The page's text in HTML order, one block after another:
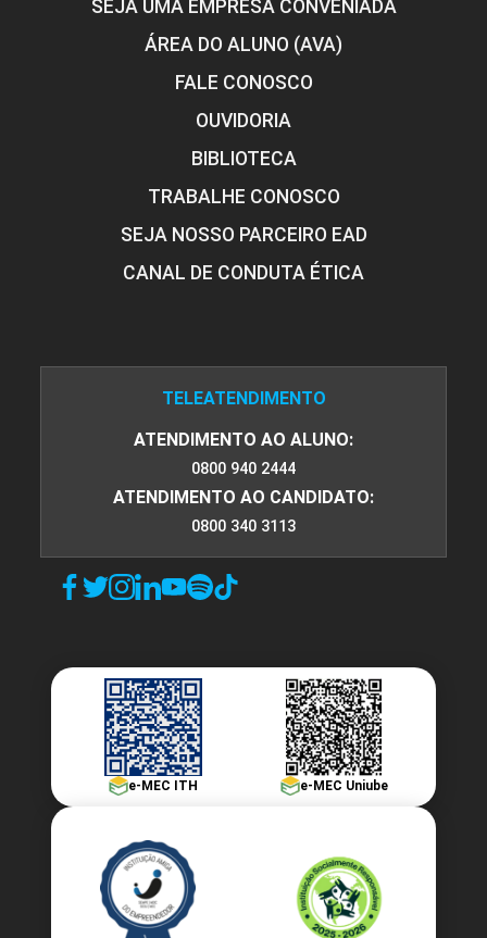
SEJA UMA EMPRESA CONVENIADA
ÁREA DO ALUNO (AVA)
FALE CONOSCO
OUVIDORIA
BIBLIOTECA
TRABALHE CONOSCO
SEJA NOSSO PARCEIRO EAD
CANAL DE CONDUTA ÉTICA
TELEATENDIMENTO
ATENDIMENTO AO ALUNO:
0800 940 2444
ATENDIMENTO AO CANDIDATO:
0800 340 3113
e-MEC ITH e-MEC Uniube